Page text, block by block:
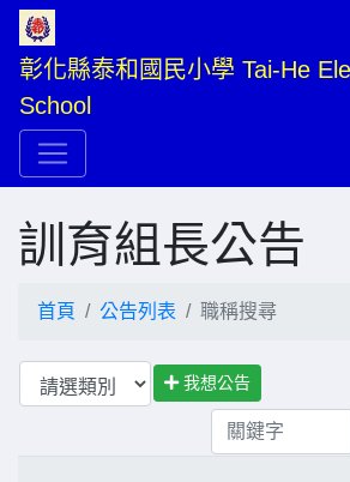
彰化縣泰和國民小學 Tai-He
School
訓育組長公告
首頁 公告列表 職稱搜尋
我想公告